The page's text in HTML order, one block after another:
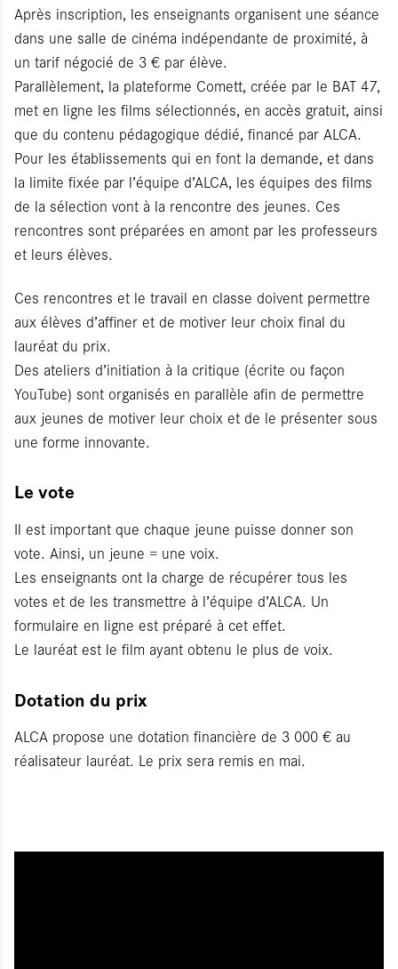
Après inscription, les enseignants organisent une séance
dans une salle de cinéma indépendante de proximité, à
un tarif négocié de 3 € par élève.
Parallèlement, la plateforme Comett, créée par le BAT 47,
met en ligne les films sélectionnés, en accès gratuit, ainsi
que du contenu pédagogique dédié, financé par ALCA.
Pour les établissements qui en font la demande, et dans
la limite fixée par l’équipe d’ALCA, les équipes des films
de la sélection vont à la rencontre des jeunes. Ces
rencontres sont préparées en amont par les professeurs
et leurs élèves.
Ces rencontres et le travail en classe doivent permettre
aux élèves d’affiner et de motiver leur choix final du
lauréat du prix.
Des ateliers d’initiation à la critique (écrite ou façon
YouTube) sont organisés en parallèle afin de permettre
aux jeunes de motiver leur choix et de le présenter sous
une forme innovante.
Le vote
Il est important que chaque jeune puisse donner son
vote. Ainsi, un jeune = une voix.
Les enseignants ont la charge de récupérer tous les
votes et de les transmettre à l’équipe d’ALCA. Un
formulaire en ligne est préparé à cet effet.
Le lauréat est le film ayant obtenu le plus de voix.
Dotation du prix
ALCA propose une dotation financière de 3 000 € au
réalisateur lauréat. Le prix sera remis en mai.